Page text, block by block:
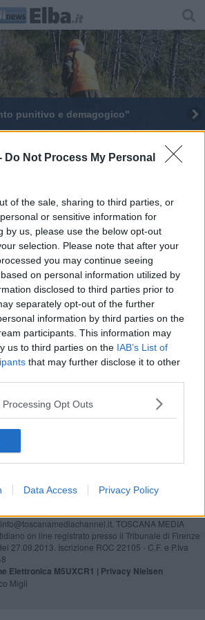
Do Not Process My Personal
of the sale, sharing to third parties, or
or sensitive information for
by us, please use the below opt-out
selection. Please note that after your
you may continue seeing
on personal information utilized by
disclosed to third parties prior to
separately opt-out of the further
information by third parties on the
participants. This information may
us to third parties on the IAB’s List of
that may further disclose it to other
Opt Outs
Data Access Privacy Policy
punitivo e demagogico"
è il core business del Parco"
Sammuri nel Comitato nazionale
Atc reazione incredibile"
"no ad iniziative isolate"
"stop ecocidio all’Elba"
delle carni di cinghiali all'Elba"
Atc sostiene il sindaco Zini
ungulati, l'assessora Saccardi all'Elba
TOSCANA MEDIA
on line registrato presso il Tribunale di Firenze
27.09.2013. Iscrizione ROC 22105 - C.F. e P.Iva
Elettronica M5UXCR1 | Privacy Nielsen
Migli